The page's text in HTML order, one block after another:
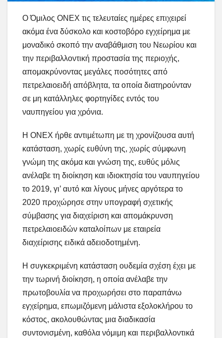
Ο Όμιλος ΟΝΕΧ τις τελευταίες ημέρες επιχειρεί
ακόμα ένα δύσκολο και κοστοβόρο εγχείρημα με
μοναδικό σκοπό την αναβάθμιση του Νεωρίου και
την περιβαλλοντική προστασία της περιοχής,
απομακρύνοντας μεγάλες ποσότητες από
πετρελαιοειδή απόβλητα, τα οποία διατηρούνταν
σε μη κατάλληλες φορτηγίδες εντός του
ναυπηγείου για χρόνια.
Η ΟΝΕΧ ήρθε αντιμέτωπη με τη χρονίζουσα αυτή
κατάσταση, χωρίς ευθύνη της, χωρίς σύμφωνη
γνώμη της ακόμα και γνώση της, ευθύς μόλις
ανέλαβε τη διοίκηση και ιδιοκτησία του ναυπηγείου
το 2019, γι’ αυτό και λίγους μήνες αργότερα το
2020 προχώρησε στην υπογραφή σχετικής
σύμβασης για διαχείριση και απομάκρυνση
πετρελαιοειδών καταλοίπων με εταιρεία
διαχείρισης ειδικά αδειοδοτημένη.
Η συγκεκριμένη κατάσταση ουδεμία σχέση έχει με
την τωρινή διοίκηση, η οποία ανέλαβε την
πρωτοβουλία να προχωρήσει στο παραπάνω
εγχείρημα, επωμιζόμενη μάλιστα εξολοκλήρου το
κόστος, ακολουθώντας μια διαδικασία
συντονισμένη, καθόλα νόμιμη και περιβαλλοντικά